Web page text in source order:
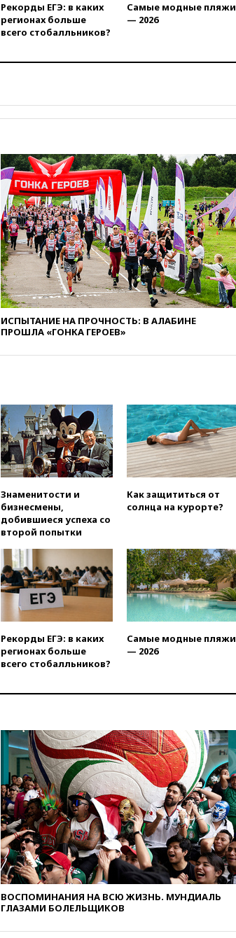
республиканцев поддержать
Вэнса на выборах 2028 года
в РФ превысило максимум
аэропорт Геленджика
возобновили работу
порядок присвоения воинских
званий добровольцам
вчера, 18:50Euractiv: восток
Финляндии приходит в упадок
без российских туристов
вчера, 18:35В Жуковском и
аэропорту Геленджика
введены ограничения
вчера, 18:21Зюганов
присоединился к критике
«Яблока»
вчера, 18:15Четыре человека
Белгородскую область
Газе
вчера, 17:50Миронов призвал
снять «Яблоко» с выборов в
Госдуму
вчера, 17:45Правительство
получит «золотую акцию» в
управлении аэропортом
Шереметьево
пострадали при ударе ВСУ по
автобусу в Запорожской
области
вчера, 17:25В аэропортах
Сочи и Геленджика сняты
ограничения
вчера, 17:17Власти РФ
помогут пострадавшему от
четыре года условно
вчера, 16:46ЦБ:
международные резервы
России снизились
вчера, 16:35На
восстановление Херсонской
области направят 6,8 млрд
рублей
вчера, 16:16The Guardian:
ученые США создали
гипоаллергенных собак
вчера, 15:45
эксплуатацию
Рекорды ЕГЭ: в каких
регионах больше
всего стобалльников?
Самые модные пляжи
— 2026
ИСПЫТАНИЕ НА ПРОЧНОСТЬ: В АЛАБИНЕ
ПРОШЛА «ГОНКА ГЕРОЕВ»
Знаменитости и
бизнесмены,
добившиеся успеха со
второй попытки
Как защититься от
солнца на курорте?
Рекорды ЕГЭ: в каких
регионах больше
всего стобалльников?
Самые модные пляжи
— 2026
ВОСПОМИНАНИЯ НА ВСЮ ЖИЗНЬ. МУНДИАЛЬ
ГЛАЗАМИ БОЛЕЛЬЩИКОВ